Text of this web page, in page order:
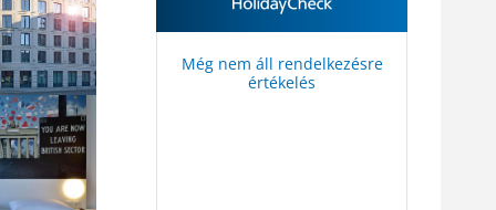
Még nem áll rendelkezésre
értékelés